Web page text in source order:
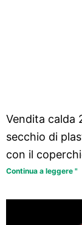
Vendita calda
secchio di
con il
Continua a leggere "